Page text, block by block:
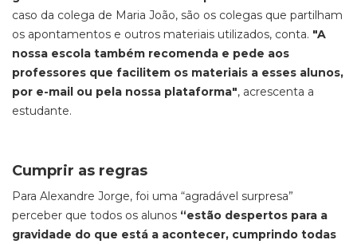
caso da colega de Maria João, são os colegas que partilham
os apontamentos e outros materiais utilizados, conta. "A
nossa escola também recomenda e pede aos
professores que facilitem os materiais a esses alunos,
por e-mail ou pela nossa plataforma", acrescenta a
estudante.
Cumprir as regras
Para Alexandre Jorge, foi uma “agradável surpresa”
perceber que todos os alunos “estão despertos para a
gravidade do que está a acontecer, cumprindo todas